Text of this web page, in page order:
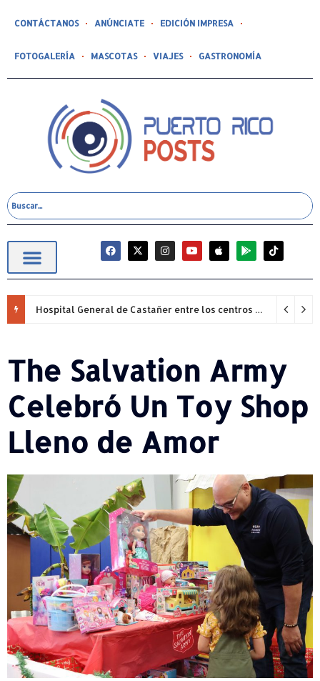
CONTÁCTANOS ANÚNCIATE EDICIÓN IMPRESA
FOTOGALERÍA MASCOTAS VIAJES GASTRONOMÍA
Hospital General de Castañer entre los centros de salud comunitarios con mejor desempeño clínico de Estados Unidos
The Salvation Army
Celebró Un Toy Shop
Lleno de Amor